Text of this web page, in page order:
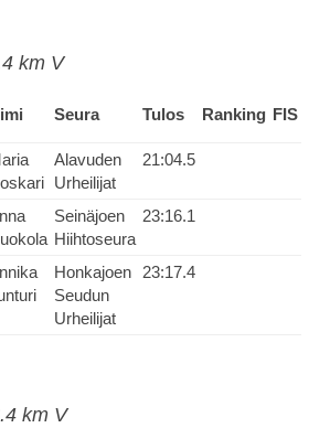
km V
Seura Tulos Ranking FIS
Alavuden
Urheilijat
21:04.5
Seinäjoen
Hiihtoseura
23:16.1
Honkajoen
Seudun
Urheilijat
23:17.4
km V